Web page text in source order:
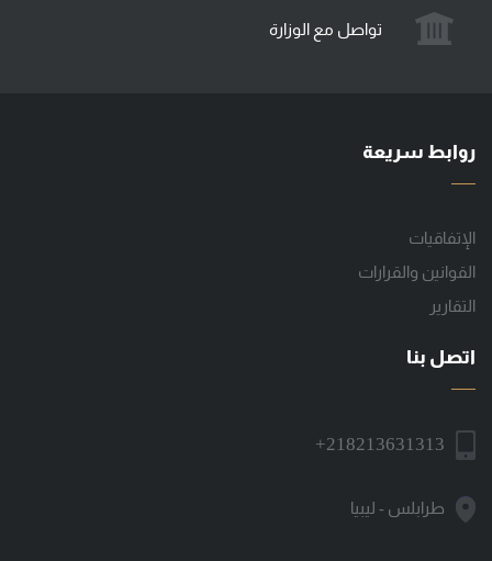
تواصل مع الوزارة
روابط سريعة
الإتفاقيات
القوانين والقرارات
التقارير
اتصل بنا
+218213631313
طرابلس - ليبيا